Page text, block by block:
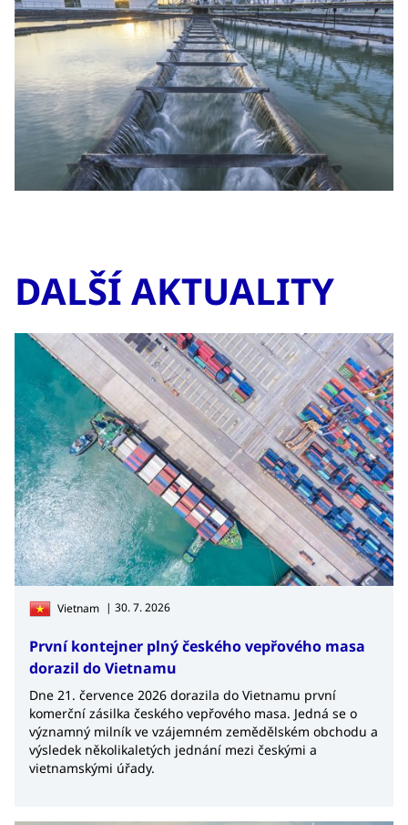
DALŠÍ AKTUALITY
Vietnam | 30. 7. 2026
První kontejner plný českého vepřového masa
dorazil do Vietnamu
Dne 21. července 2026 dorazila do Vietnamu první
komerční zásilka českého vepřového masa. Jedná se o
významný milník ve vzájemném zemědělském obchodu a
výsledek několikaletých jednání mezi českými a
vietnamskými úřady.